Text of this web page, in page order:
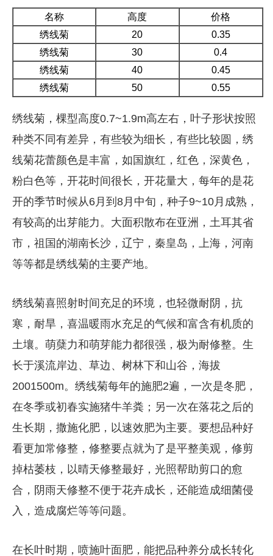
名称 高度
价格
绣线菊
20
0.35
绣线菊
30
0.4
绣线菊
40
0.45
绣线菊
50 0.55
绣线菊，棵型高度0.7~1.9m高左右，叶子形状按照
种类不同有差异，有些较为细长，有些比较圆，绣
线菊花蕾颜色是丰富，如国旗红，红色，深黄色，
粉白色等，开花时间很长，开花量大，每年的是花
开的季节时候从6月到8月中旬，种子9~10月成熟，
有较高的出芽能力。大面积散布在亚洲，土耳其省
市，祖国的湖南长沙，辽宁，秦皇岛，上海，河南
等等都是绣线菊的主要产地。
绣线菊喜照射时间充足的环境，也轻微耐阴，抗
寒，耐旱，喜温暖雨水充足的气候和富含有机质的
土壤。萌蘖力和萌芽能力都很强，极为耐修整。生
长于溪流岸边、草边、树林下和山谷，海拔
2001500m。绣线菊每年的施肥2遍，一次是冬肥，
在冬季或初春实施猪牛羊粪；另一次在落花之后的
生长期，撒施化肥，以速效肥为主要。要想品种好
看更加常修整，修整要点就为了是平整美观，修剪
掉枯萎枝，以晴天修整最好，光照帮助剪口的愈
合，阴雨天修整不便于花卉成长，还能造成细菌侵
入，造成腐烂等等问题。
在长叶时期，喷施叶面肥，能把品种养分成长转化